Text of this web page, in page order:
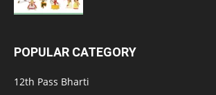
POPULAR CATEGORY
12th Pass Bharti